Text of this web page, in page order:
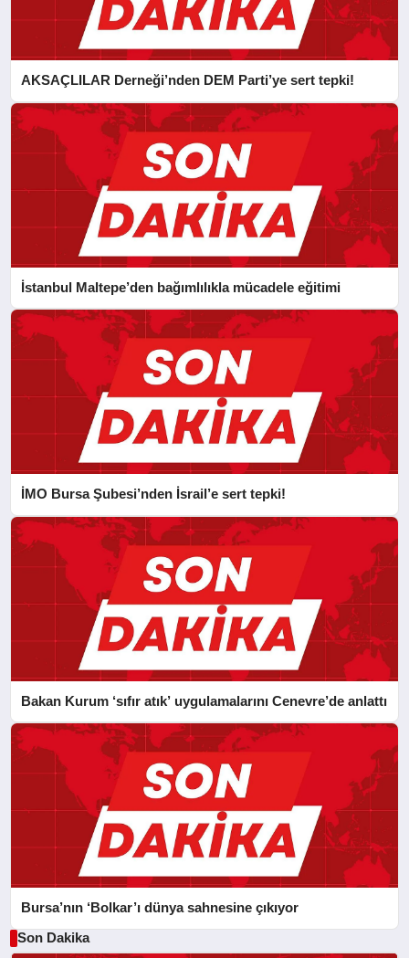
AKSAÇLILAR Derneği’nden DEM Parti’ye sert tepki!
İstanbul Maltepe’den bağımlılıkla mücadele eğitimi
İMO Bursa Şubesi’nden İsrail’e sert tepki!
Bakan Kurum ‘sıfır atık’ uygulamalarını Cenevre’de anlattı
Bursa’nın ‘Bolkar’ı dünya sahnesine çıkıyor
Son Dakika